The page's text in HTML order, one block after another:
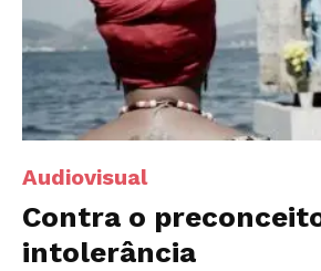
Audiovisual
Contra o
intolerância